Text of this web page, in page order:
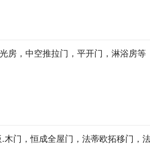
房，中空推拉门，平开门，淋浴房等
门，恒成全屋门，法蒂欧拓移门，